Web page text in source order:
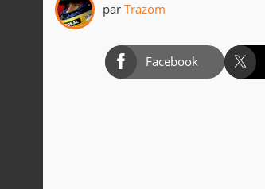
par Trazom
Facebook